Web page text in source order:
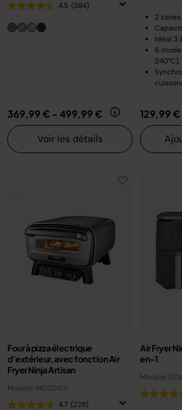
4.5 (384)
369,99 €- 499,99 €
Voir les détails
2
Idéal 3
6
129,99 €
Four à pizza électrique
d’extérieur, avec fonction Air
Fryer Ninja Artisan
Modèle: MO201EU
4.7 (228)
Air Fryer
en-1
Modèle: